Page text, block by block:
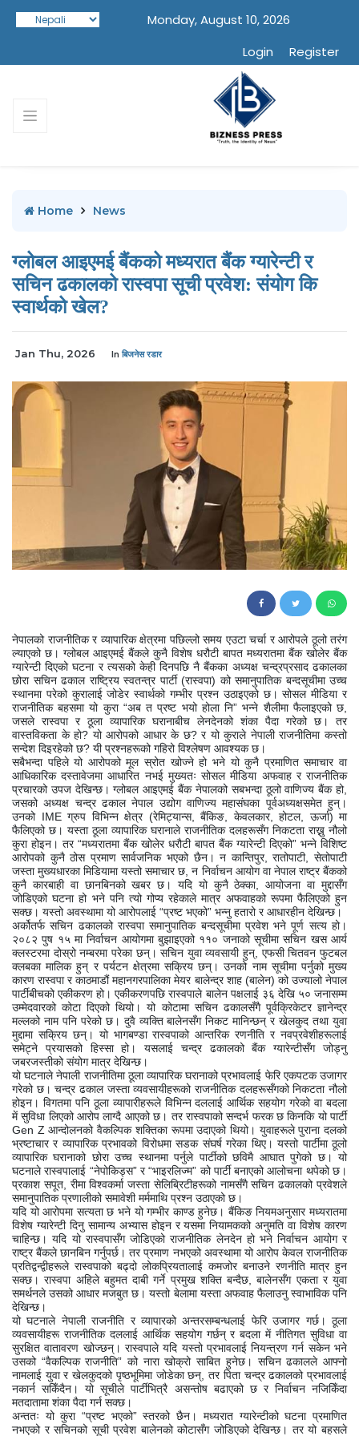
Monday, August 10, 2026
Login
Register
Home News
ग्लोबल आइएमई बैंकको मध्यरात बैंक ग्यारेन्टी र
सचिन ढकालको रास्वपा सूची प्रवेश: संयोग कि
स्वार्थको खेल?
Jan Thu, 2026 In बिजनेस रडार
नेपालको राजनीतिक र व्यापारिक क्षेत्रमा पछिल्लो समय एउटा चर्चा र आरोपले ठूलो तरंग
ल्याएको छ। ग्लोबल आइएमई बैंकले कुनै विशेष धरौटी बापत मध्यरातमा बैंक खोलेर बैंक
ग्यारेन्टी दिएको घटना र त्यसको केही दिनपछि नै बैंकका अध्यक्ष चन्द्रप्रसाद ढकालका
छोरा सचिन ढकाल राष्ट्रिय स्वतन्त्र पार्टी (रास्वपा) को समानुपातिक बन्दसूचीमा उच्च
स्थानमा परेको कुरालाई जोडेर स्वार्थको गम्भीर प्रश्न उठाइएको छ। सोसल मीडिया र
राजनीतिक बहसमा यो कुरा “अब त प्रष्ट भयो होला नि” भन्ने शैलीमा फैलाइएको छ,
जसले रास्वपा र ठूला व्यापारिक घरानाबीच लेनदेनको शंका पैदा गरेको छ। तर
वास्तविकता के हो? यो आरोपको आधार के छ? र यो कुराले नेपाली राजनीतिमा कस्तो
सन्देश दिइरहेको छ? यी प्रश्नहरूको गहिरो विश्लेषण आवश्यक छ।
सबैभन्दा पहिले यो आरोपको मूल स्रोत खोज्ने हो भने यो कुनै प्रमाणित समाचार वा
आधिकारिक दस्तावेजमा आधारित नभई मुख्यतः सोसल मीडिया अफवाह र राजनीतिक
प्रचारको उपज देखिन्छ। ग्लोबल आइएमई बैंक नेपालको सबभन्दा ठूलो वाणिज्य बैंक हो,
जसको अध्यक्ष चन्द्र ढकाल नेपाल उद्योग वाणिज्य महासंघका पूर्वअध्यक्षसमेत हुन्।
उनको IME ग्रुप विभिन्न क्षेत्र (रेमिट्यान्स, बैंकिङ, केवलकार, होटल, ऊर्जा) मा
फैलिएको छ। यस्ता ठूला व्यापारिक घरानाले राजनीतिक दलहरूसँग निकटता राख्नु नौलो
कुरा होइन। तर “मध्यरातमा बैंक खोलेर धरौटी बापत बैंक ग्यारेन्टी दिएको” भन्ने विशिष्ट
आरोपको कुनै ठोस प्रमाण सार्वजनिक भएको छैन। न कान्तिपुर, रातोपाटी, सेतोपाटी
जस्ता मुख्यधारका मिडियामा यस्तो समाचार छ, न निर्वाचन आयोग वा नेपाल राष्ट्र बैंकको
कुनै कारबाही वा छानबिनको खबर छ। यदि यो कुनै ठेक्का, आयोजना वा मुद्दासँग
जोडिएको घटना हो भने पनि त्यो गोप्य रहेकाले मात्र अफवाहको रूपमा फैलिएको हुन
सक्छ। यस्तो अवस्थामा यो आरोपलाई “प्रष्ट भएको” भन्नु हतारो र आधारहीन देखिन्छ।
अर्कोतर्फ सचिन ढकालको रास्वपा समानुपातिक बन्दसूचीमा प्रवेश भने पूर्ण सत्य हो।
२०८२ पुष १५ मा निर्वाचन आयोगमा बुझाइएको ११० जनाको सूचीमा सचिन खस आर्य
क्लस्टरमा दोस्रो नम्बरमा परेका छन्। सचिन युवा व्यवसायी हुन्, एफसी चितवन फुटबल
क्लबका मालिक हुन् र पर्यटन क्षेत्रमा सक्रिय छन्। उनको नाम सूचीमा पर्नुको मुख्य
कारण रास्वपा र काठमाडौं महानगरपालिका मेयर बालेन्द्र शाह (बालेन) को उज्यालो नेपाल
पार्टीबीचको एकीकरण हो। एकीकरणपछि रास्वपाले बालेन पक्षलाई ३६ देखि ५० जनासम्म
उम्मेदवारको कोटा दिएको थियो। यो कोटामा सचिन ढकालसँगै पूर्वक्रिकेटर ज्ञानेन्द्र
मल्लको नाम पनि परेको छ। दुवै व्यक्ति बालेनसँग निकट मानिन्छन् र खेलकुद तथा युवा
मुद्दामा सक्रिय छन्। यो भागबण्डा रास्वपाको आन्तरिक रणनीति र नवप्रवेशीहरूलाई
समेट्ने प्रयासको हिस्सा हो। यसलाई चन्द्र ढकालको बैंक ग्यारेन्टीसँग जोड्नु
जबरजस्तीको संयोग मात्र देखिन्छ।
यो घटनाले नेपाली राजनीतिमा ठूला व्यापारिक घरानाको प्रभावलाई फेरि एकपटक उजागर
गरेको छ। चन्द्र ढकाल जस्ता व्यवसायीहरूको राजनीतिक दलहरूसँगको निकटता नौलो
होइन। विगतमा पनि ठूला व्यापारीहरूले विभिन्न दललाई आर्थिक सहयोग गरेको वा बदला
में सुविधा लिएको आरोप लाग्दै आएको छ। तर रास्वपाको सन्दर्भ फरक छ किनकि यो पार्टी
Gen Z आन्दोलनको वैकल्पिक शक्तिका रूपमा उदाएको थियो। युवाहरूले पुराना दलको
भ्रष्टाचार र व्यापारिक प्रभावको विरोधमा सडक संघर्ष गरेका थिए। यस्तो पार्टीमा ठूलो
व्यापारिक घरानाको छोरा उच्च स्थानमा पर्नुले पार्टीको छविमै आघात पुगेको छ। यो
घटनाले रास्वपालाई “नेपोकिड्स” र “भाइरलिज्म” को पार्टी बनाएको आलोचना थपेको छ।
प्रकाश सपूत, रीमा विश्वकर्मा जस्ता सेलिब्रिटीहरूको नामसँगै सचिन ढकालको प्रवेशले
समानुपातिक प्रणालीको समावेशी मर्ममाथि प्रश्न उठाएको छ।
यदि यो आरोपमा सत्यता छ भने यो गम्भीर काण्ड हुनेछ। बैंकिङ नियमअनुसार मध्यरातमा
विशेष ग्यारेन्टी दिनु सामान्य अभ्यास होइन र यसमा नियामकको अनुमति वा विशेष कारण
चाहिन्छ। यदि यो रास्वपासँग जोडिएको राजनीतिक लेनदेन हो भने निर्वाचन आयोग र
राष्ट्र बैंकले छानबिन गर्नुपर्छ। तर प्रमाण नभएको अवस्थामा यो आरोप केवल राजनीतिक
प्रतिद्वन्द्वीहरूले रास्वपाको बढ्दो लोकप्रियतालाई कमजोर बनाउने रणनीति मात्र हुन
सक्छ। रास्वपा अहिले बहुमत दाबी गर्ने प्रमुख शक्ति बन्दैछ, बालेनसँग एकता र युवा
समर्थनले उसको आधार मजबुत छ। यस्तो बेलामा यस्ता अफवाह फैलाउनु स्वाभाविक पनि
देखिन्छ।
यो घटनाले नेपाली राजनीति र व्यापारको अन्तरसम्बन्धलाई फेरि उजागर गर्छ। ठूला
व्यवसायीहरू राजनीतिक दललाई आर्थिक सहयोग गर्छन् र बदला में नीतिगत सुविधा वा
सुरक्षित वातावरण खोज्छन्। रास्वपाले यदि यस्तो प्रभावलाई नियन्त्रण गर्न सकेन भने
उसको “वैकल्पिक राजनीति” को नारा खोक्रो साबित हुनेछ। सचिन ढकालले आफ्नो
नामलाई युवा र खेलकुदको पृष्ठभूमिमा जोडेका छन्, तर पिता चन्द्र ढकालको प्रभावलाई
नकार्न सकिँदैन। यो सूचीले पार्टीभित्रै असन्तोष बढाएको छ र निर्वाचन नजिकिँदा
मतदातामा शंका पैदा गर्न सक्छ।
अन्ततः यो कुरा “प्रष्ट भएको” स्तरको छैन। मध्यरात ग्यारेन्टीको घटना प्रमाणित
नभएको र सचिनको सूची प्रवेश बालेनको कोटासँग जोडिएको देखिन्छ। तर यो बहसले